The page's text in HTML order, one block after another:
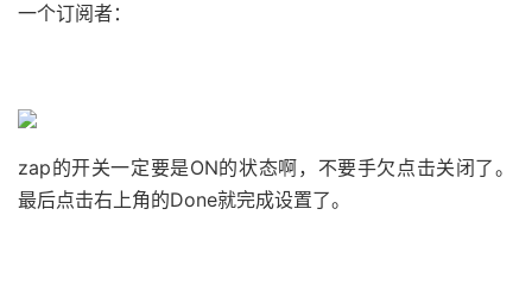
一个订阅者：
zap的开关一定要是ON的状态啊，不要手欠点击关闭了。
最后点击右上角的Done就完成设置了。